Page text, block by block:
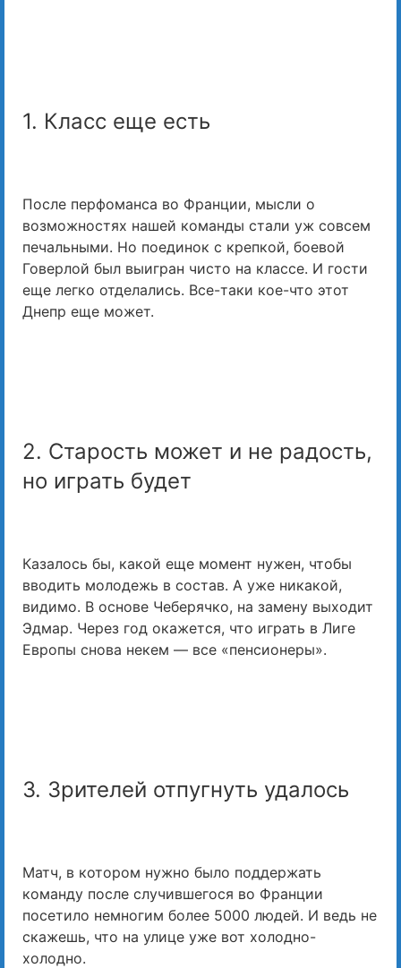
1. Класс еще есть
После перфоманса во Франции, мысли о
возможностях нашей команды стали уж совсем
печальными. Но поединок с крепкой, боевой
Говерлой был выигран чисто на классе. И гости
еще легко отделались. Все-таки кое-что этот
Днепр еще может.
2. Старость может и не радость,
но играть будет
Казалось бы, какой еще момент нужен, чтобы
вводить молодежь в состав. А уже никакой,
видимо. В основе Чеберячко, на замену выходит
Эдмар. Через год окажется, что играть в Лиге
Европы снова некем — все «пенсионеры».
3. Зрителей отпугнуть удалось
Матч, в котором нужно было поддержать
команду после случившегося во Франции
посетило немногим более 5000 людей. И ведь не
скажешь, что на улице уже вот холодно-
холодно.